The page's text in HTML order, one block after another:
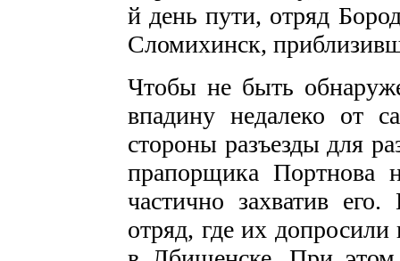
й день пути, отряд
Сломихинск,
Чтобы не быть
впадину недалеко от
стороны разъезды для
прапорщика Портнова
частично захватив
отряд, где их